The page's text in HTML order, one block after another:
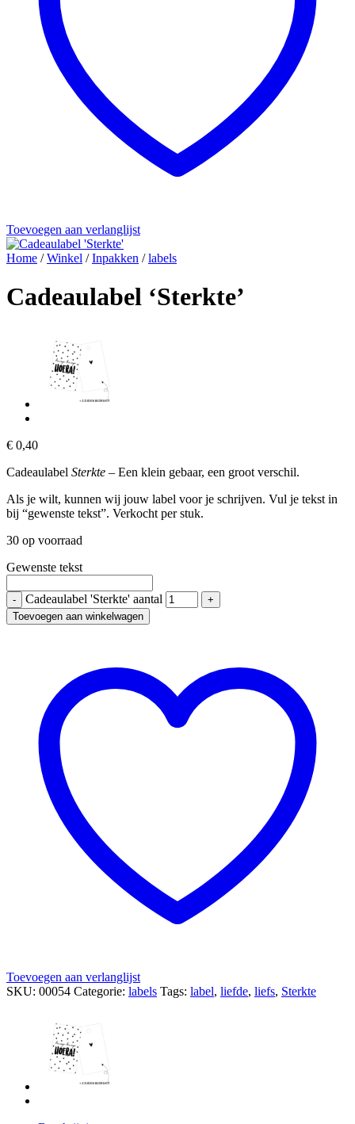
Toevoegen aan verlanglijst
Home / Winkel / Inpakken / labels
Cadeaulabel ‘Sterkte’
€ 0,40
Cadeaulabel Sterkte – Een klein gebaar, een groot verschil.
Als je wilt, kunnen wij jouw label voor je schrijven. Vul je tekst in
bij “gewenste tekst”. Verkocht per stuk.
30 op voorraad
Gewenste tekst
Cadeaulabel 'Sterkte' aantal
Toevoegen aan winkelwagen
Toevoegen aan verlanglijst
SKU: 00054 Categorie: labels Tags: label, liefde, liefs, Sterkte